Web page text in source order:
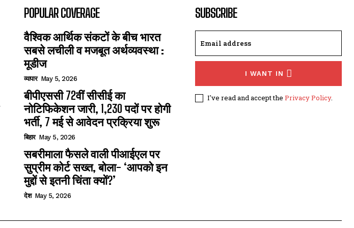
POPULAR COVERAGE
वैश्विक आर्थिक संकटों के बीच भारत
सबसे लचीली व मजबूत अर्थव्यवस्था :
मूडीज
व्यापार May 5, 2026
बीपीएससी 72वीं सीसीई का
नोटिफिकेशन जारी, 1,230 पदों पर होगी
भर्ती, 7 मई से आवेदन प्रक्रिया शुरू
बिहार May 5, 2026
सबरीमाला फैसले वाली पीआईएल पर
सुप्रीम कोर्ट सख्त, बोला- ‘आपको इन
मुद्दों से इतनी चिंता क्यों?’
देश May 5, 2026
SUBSCRIBE
I WANT IN
I've read and accept the Privacy Policy.